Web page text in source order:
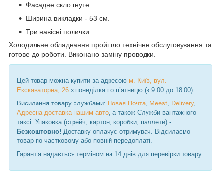
Фасадне скло гнуте.
Ширина викладки - 53 см.
Три навісні полички
Холодильне обладнання пройшло технічне обслуговування та
готове до роботи. Виконано заміну проводки.
Цей товар можна купити за адресою м. Київ, вул.
Екскаваторна, 26 з понеділка по п’ятницю (з 9:00 до 18:00)
Висилання товару службами: Новая Почта Meest Delivery,
Адресна доставка нашим авто , а також Служби вантажного
таксі. Упаковка (стрейч, картон, коробки, паллети) -
Безкоштовно! Доставку оплачує отримувач. Відсилаємо
товар по частковому або повній передоплаті.
Гарантія надається терміном на 14 днів для перевірки товару.